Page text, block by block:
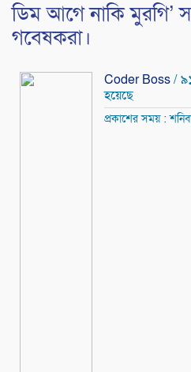
ডিম আগে নাকি মুরগি’
গবেষকরা।
Coder Boss/
হয়েছে
প্রকাশের সময় :